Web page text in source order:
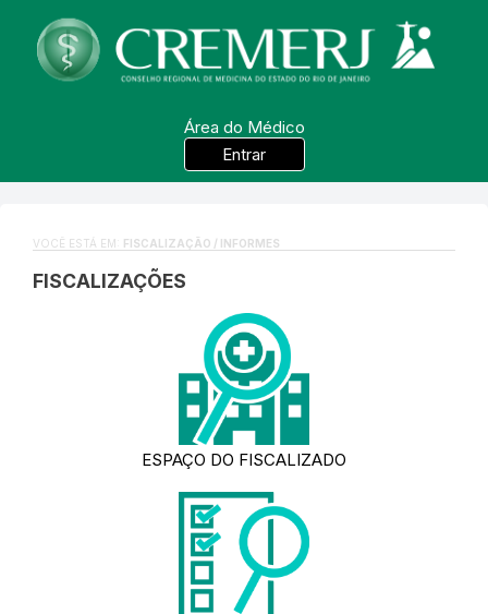
Área do Médico
Entrar
VOCÊ ESTÁ EM: FISCALIZAÇÃO / INFORMES
FISCALIZAÇÕES
ESPAÇO DO FISCALIZADO